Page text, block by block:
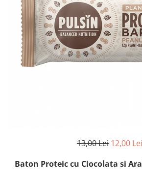
13,00 Lei 12,00 Lei
Baton Proteic cu Ciocolata si